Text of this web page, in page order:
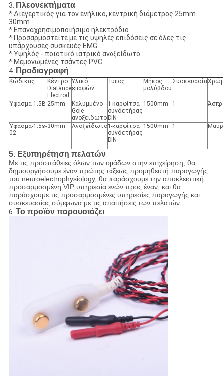
3. Πλεονεκτήματα
* Διεγερτικός για τον ενήλικο, κεντρική διάμετρος 25mm
30mm
* Επαναχρησιμοποιήσιμο ηλεκτρόδιο
* Προσαρμοστείτε με τις υψηλές επιδόσεις σε όλες τις
υπάρχουσες συσκευές EMG.
* Υψηλός - ποιοτικό ιατρικό ανοξείδωτο
* Μεμονωμένες τσάντες PVC
4. Προδιαγραφή
Κώδικας
Κέντρο
Diatance
Electrod
Υλικό
επαφών
Τύπος
Μήκος
μολύβδου
Συσκευασία
Ύφασμα-1.5B 25mm
Καλυμμένο
Gole
ανοξείδωτο
1-καρφίτσα
συνδετήρας
DIN
1500mm 1
Ύφασμα-1.5s-
02
30mm Ανοξείδωτο1-καρφίτσα
συνδετήρας
DIN
1500mm 1
5. Εξυπηρέτηση πελατών
Με τις προσπάθειες όλων των ομάδων στην επιχείρηση, θα
δημιουργήσουμε έναν πρώτης τάξεως προμηθευτή παραγωγής
του neuroelectrophysiology, θα παράσχουμε την αποκλειστική
προσαρμοσμένη VIP υπηρεσία ενών προς έναν, και θα
παράσχουμε τις προσαρμοσμένες υπηρεσίες παραγωγής και
συσκευασίας σύμφωνα με τις απαιτήσεις των πελατών.
6. Το προϊόν παρουσιάζει